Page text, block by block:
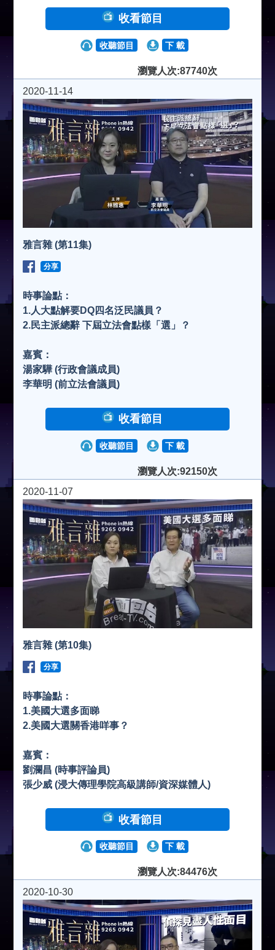
收看節目
收聽節目 下 載
瀏覽人次:87740次
2020-11-14
雅言雜 (第11集)
分享
時事論點：
1.人大點解要DQ四名泛民議員？
2.民主派總辭 下屆立法會點樣「選」？
嘉賓：
湯家驊 (行政會議成員)
李華明 (前立法會議員)
收看節目
收聽節目 下 載
瀏覽人次:92150次
2020-11-07
雅言雜 (第10集)
分享
時事論點：
1.美國大選多面睇
2.美國大選關香港咩事？
嘉賓：
劉瀾昌 (時事評論員)
張少威 (浸大傳理學院高級講師/資深媒體人)
收看節目
收聽節目 下 載
瀏覽人次:84476次
2020-10-30